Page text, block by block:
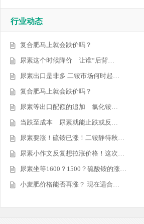
行业动态
复合肥马上就会跌价吗？
尿素这个时候降价 让谁“后背…
尿素出口是非多 二铵市场何时起…
复合肥马上就会跌价吗？
尿素等出口配额的追加 氯化铵…
当跌至成本 尿素就能止跌或反…
尿素要涨！硫铵已涨！二铵静待秋…
尿素小作文反复想拉涨价格！这次…
尿素坐等1600？1500？硫酸铵的涨…
小麦肥价格能否再涨？ 现在适合…